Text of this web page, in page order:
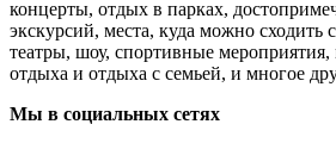
концерты, отдых в парках,
экскурсий, места, куда можно сходить
театры, шоу, спортивные мероприятия,
отдыха и отдыха с семьей, и многое
Мы в социальных сетях